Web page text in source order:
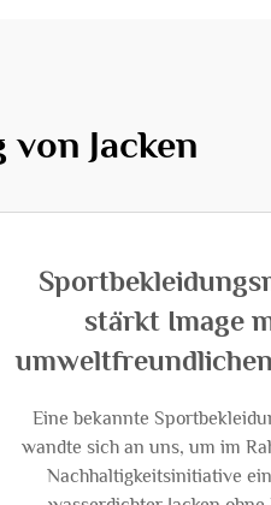
Jacken
stärkt Image
umweltfreundlichen
Eine bekannte
wandte sich an uns, um im
Nachhaltigkeitsinitiative